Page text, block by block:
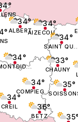
34°
MONTDIDIER
34°
ALBERT
34°
AIZECOURT LE BAS
34°
CREIL
34°
COMPIEGNE
36°
BETZ
35°
34°
SAINT QUENTIN
33°
CHAUNY
35°